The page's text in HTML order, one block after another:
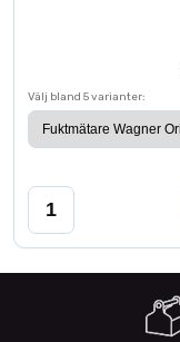
Välj bland 5 varianter: